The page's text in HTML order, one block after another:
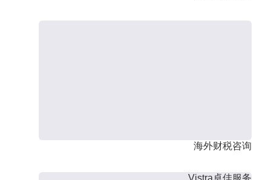
海外财税咨询
Vistra卓佳服务